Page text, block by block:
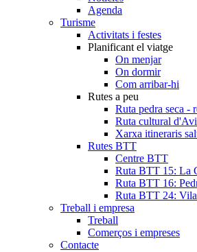
Agenda
Turisme
Activitats i festes
Planificant el viatge
On menjar
On dormir
Com arribar-hi
Rutes a peu
Ruta pedra seca -
Ruta cultural
Xarxa itineraris
Rutes BTT
Centre BTT
Ruta BTT 15: La
Ruta BTT 16:
Ruta BTT 24:
Treball i empresa
Treball
Comerços i empreses
Contacte